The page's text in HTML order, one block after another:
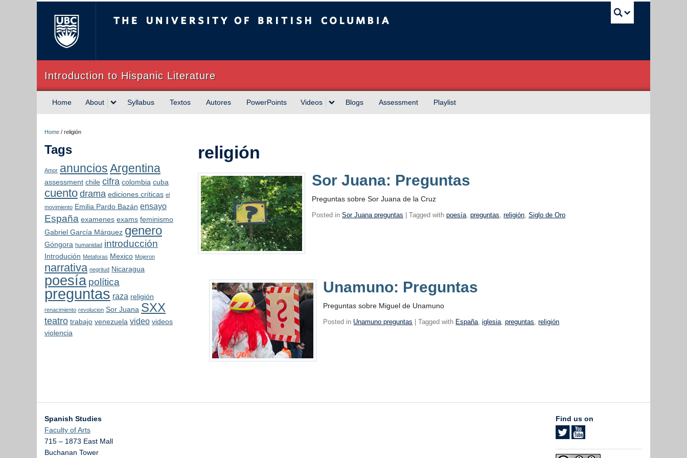
Introduction to Hispanic Literature
Home About Syllabus Textos Autores PowerPoints Videos Blogs Assessment Playlist
Home / religión
Tags
Amor anunciosArgentina
assessment chile cifra colombia cuba
cuento drama ediciones críticas el
movimiento Emilia Pardo Bazán ensayo
España examenes exams feminismo
Gabriel García Márquez genero
Góngora humanidad introducción
Introdución Metaforas Mexico Mojeron
narrativa negritud Nicaragua
poesía política
preguntas raza religión
renacimiento revolucion Sor Juana SXX
teatro trabajo venezuela video videos
violencia
religión
Sor Juana: Preguntas
Preguntas sobre Sor Juana de la Cruz
Posted inSor Juana preguntas | Tagged withpoesía,preguntas,religión,Siglo de Oro
Unamuno: Preguntas
Preguntas sobre Miguel de Unamuno
Posted in Unamuno preguntas | Tagged with España,iglesia,preguntas,religión
Spanish Studies
Faculty of Arts
715 – 1873 East Mall
Buchanan Tower
Find us on